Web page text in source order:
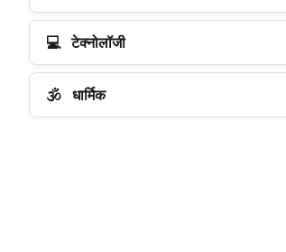
💻 टेक्नोलॉजी
🕉️ धार्मिक